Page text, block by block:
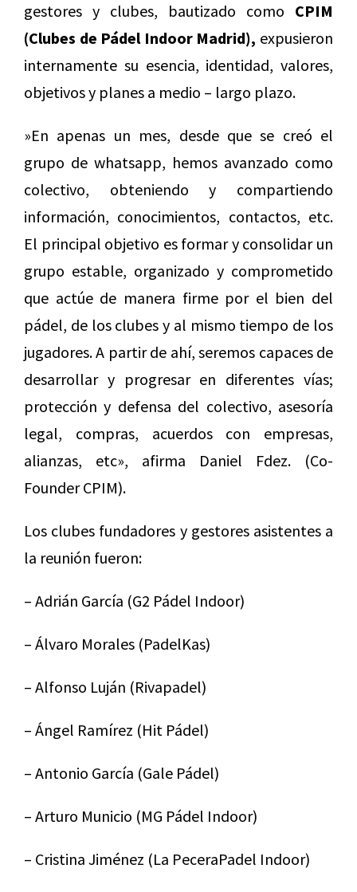
gestores y clubes, bautizado como CPIM
(Clubes de Pádel Indoor Madrid), expusieron
internamente su esencia, identidad, valores,
objetivos y planes a medio – largo plazo.
»En apenas un mes, desde que se creó el
grupo de whatsapp, hemos avanzado como
colectivo, obteniendo y compartiendo
información, conocimientos, contactos, etc.
El principal objetivo es formar y consolidar un
grupo estable, organizado y comprometido
que actúe de manera firme por el bien del
pádel, de los clubes y al mismo tiempo de los
jugadores. A partir de ahí, seremos capaces de
desarrollar y progresar en diferentes vías;
protección y defensa del colectivo, asesoría
legal, compras, acuerdos con empresas,
alianzas, etc», afirma Daniel Fdez. (Co-
Founder CPIM).
Los clubes fundadores y gestores asistentes a
la reunión fueron:
– Adrián García (G2 Pádel Indoor)
– Álvaro Morales (PadelKas)
– Alfonso Luján (Rivapadel)
– Ángel Ramírez (Hit Pádel)
– Antonio García (Gale Pádel)
– Arturo Municio (MG Pádel Indoor)
– Cristina Jiménez (La PeceraPadel Indoor)